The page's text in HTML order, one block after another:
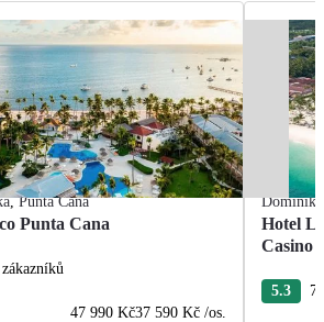
,Punta Cana
Punta Cana
47 990 Kč37 590 Kč /os.
Hotel
Casino
5.3